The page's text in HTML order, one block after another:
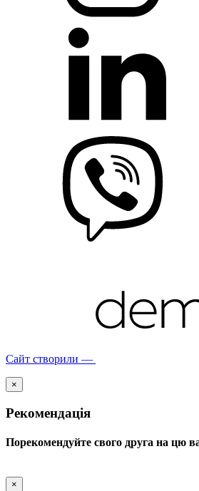
Сайт створили —
×
Рекомендація
Порекомендуйте свого друга на цю
×